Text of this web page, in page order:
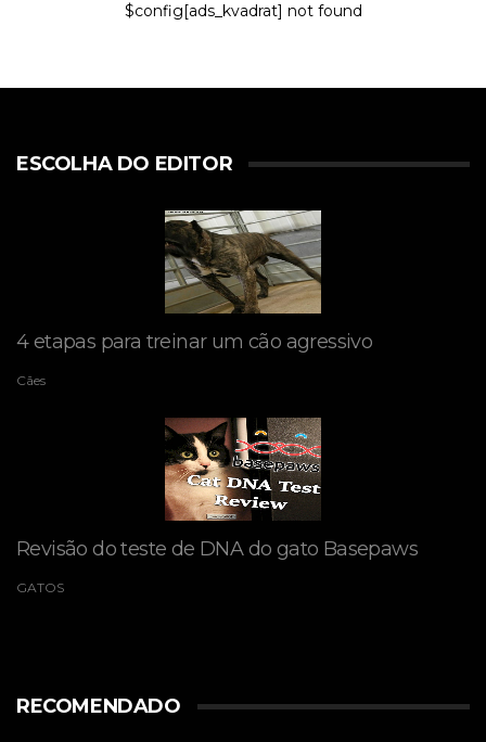
$config[ads_kvadrat] not found
ESCOLHA DO EDITOR
4 etapas para treinar um cão agressivo
Cães
Revisão do teste de DNA do gato Basepaws
GATOS
RECOMENDADO